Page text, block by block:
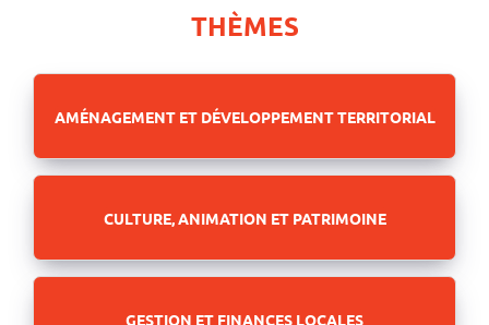
THÈMES
AMÉNAGEMENT ET DÉVELOPPEMENT TERRITORIAL
CULTURE, ANIMATION ET PATRIMOINE
GESTION ET FINANCES LOCALES